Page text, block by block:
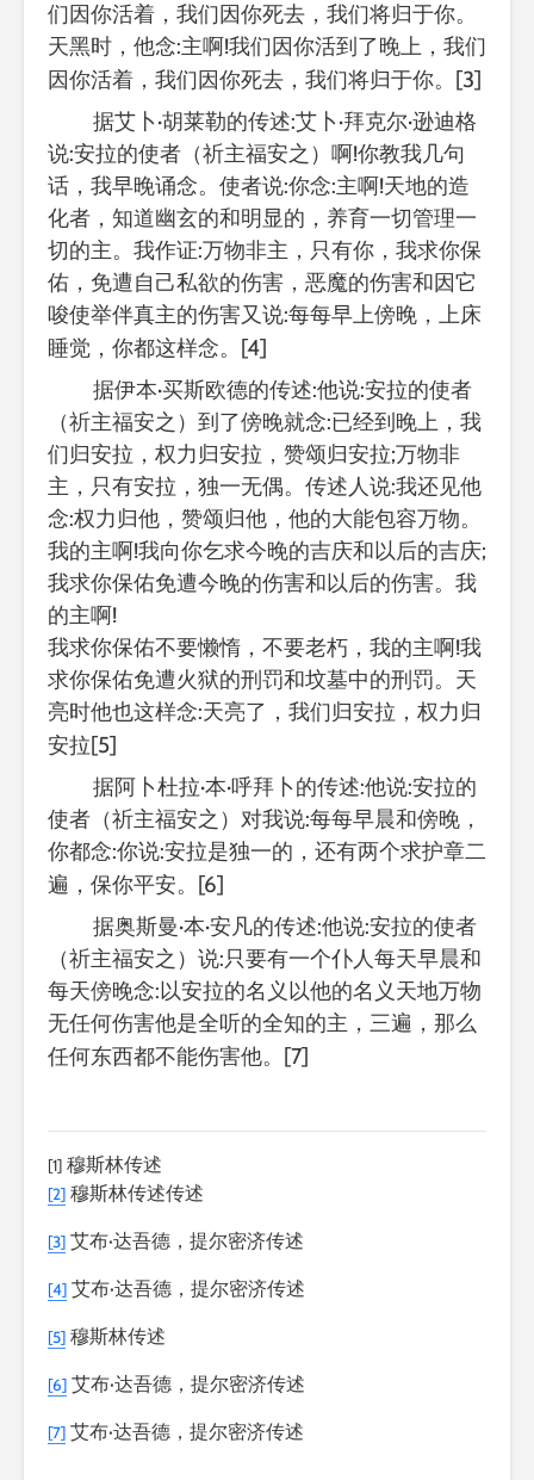
们因你活着，我们因你死去，我们将归于你。
天黑时，他念:主啊!我们因你活到了晚上，我们
因你活着，我们因你死去，我们将归于你。 [3]
据艾卜·胡莱勒的传述:艾卜·拜克尔·逊迪格
说:安拉的使者（祈主福安之）啊!你教我几句
话，我早晚诵念。使者说:你念:主啊!天地的造
化者，知道幽玄的和明显的，养育一切管理一
切的主。我作证:万物非主，只有你，我求你保
佑，免遭自己私欲的伤害，恶魔的伤害和因它
唆使举伴真主的伤害又说:每每早上傍晚，上床
睡觉，你都这样念。 [4]
据伊本·买斯欧德的传述:他说:安拉的使者
（祈主福安之）到了傍晚就念:已经到晚上，我
们归安拉，权力归安拉，赞颂归安拉;万物非
主，只有安拉，独一无偶。传述人说:我还见他
念:权力归他，赞颂归他，他的大能包容万物。
我的主啊!我向你乞求今晚的吉庆和以后的吉庆;
我求你保佑免遭今晚的伤害和以后的伤害。我
的主啊!
我求你保佑不要懒惰，不要老朽，我的主啊!我
求你保佑免遭火狱的刑罚和坟墓中的刑罚。天
亮时他也这样念:天亮了，我们归安拉，权力归
安拉[5]
据阿卜杜拉·本·呼拜卜的传述:他说:安拉的
使者（祈主福安之）对我说:每每早晨和傍晚，
你都念:你说:安拉是独一的，还有两个求护章二
遍，保你平安。 [6]
据奥斯曼·本·安凡的传述:他说:安拉的使者
（祈主福安之）说:只要有一个仆人每天早晨和
每天傍晚念:以安拉的名义以他的名义天地万物
无任何伤害他是全听的全知的主，三遍，那么
任何东西都不能伤害他。 [7]
[1] 穆斯林传述
[2] 穆斯林传述传述
[3] 艾布·达吾德，提尔密济传述
[4] 艾布·达吾德，提尔密济传述
[5] 穆斯林传述
[6] 艾布·达吾德，提尔密济传述
[7] 艾布·达吾德，提尔密济传述